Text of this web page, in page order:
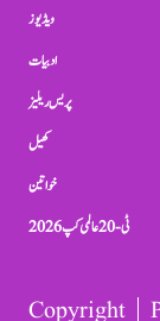
ویڈیوز
ادبیات
پریس ریلیز
کھیل
خواتین
ٹی-20 عالمی کپ 2026
Copyright